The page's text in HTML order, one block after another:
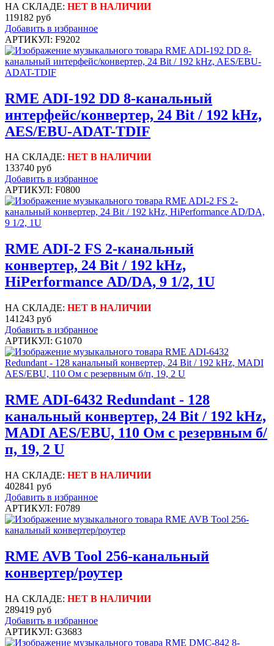
НА СКЛАДЕ: НЕТ В НАЛИЧИИ
119182 руб
Добавить в избранное
АРТИКУЛ: F9202
RME ADI-192 DD 8-канальный
интерфейс/конвертер, 24 Bit / 192 kHz,
AES/EBU-ADAT-TDIF
НА СКЛАДЕ: НЕТ В НАЛИЧИИ
133740 руб
Добавить в избранное
АРТИКУЛ: F0800
RME ADI-2 FS 2-канальный
конвертер, 24 Bit / 192 kHz,
HiPerformance AD/DA, 9 1/2, 1U
НА СКЛАДЕ: НЕТ В НАЛИЧИИ
141243 руб
Добавить в избранное
АРТИКУЛ: G1070
RME ADI-6432 Redundant - 128
канальный конвертер, 24 Bit / 192 kHz,
MADI AES/EBU, 110 Ом с резервным б/
п, 19, 2 U
НА СКЛАДЕ: НЕТ В НАЛИЧИИ
402841 руб
Добавить в избранное
АРТИКУЛ: F0789
RME AVB Tool 256-канальный
конвертер/роутер
НА СКЛАДЕ: НЕТ В НАЛИЧИИ
289419 руб
Добавить в избранное
АРТИКУЛ: G3683